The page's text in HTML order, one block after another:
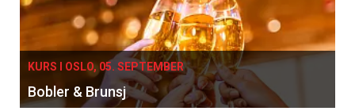
KURS I OSLO, 05. SEPTEMBER
Bobler & Brunsj